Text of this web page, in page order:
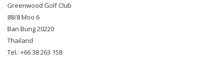
Greenwood Golf Club
88/8 Moo 6
Ban Bung 20220
Thailand
Tel.: +66 38 263 158